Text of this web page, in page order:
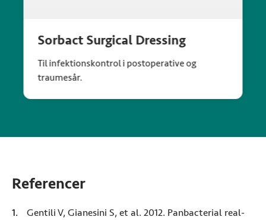
Sorbact Surgical Dressing
Til infektionskontrol i postoperative og
traumesår.
Referencer
Gentili V, Gianesini S, et al. 2012. Panbacterial real-